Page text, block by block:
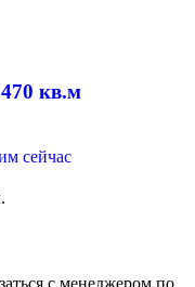
кв.м
сейчас
с менеджером по